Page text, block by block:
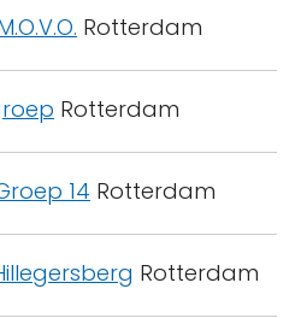
Rotterdam
Rotterdam
14 Rotterdam
Rotterdam